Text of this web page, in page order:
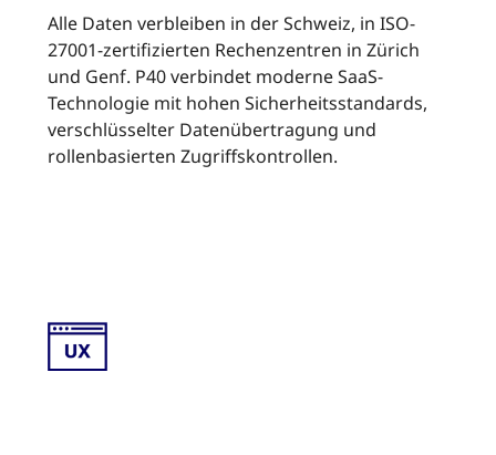
Alle Daten verbleiben in der Schweiz, in ISO-
27001-zertifizierten Rechenzentren in Zürich
und Genf. P40 verbindet moderne SaaS-
Technologie mit hohen Sicherheitsstandards,
verschlüsselter Datenübertragung und
rollenbasierten Zugriffskontrollen.